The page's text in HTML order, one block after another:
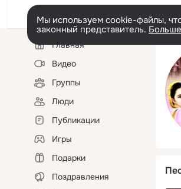
Мы используем cookie-файлы,
законный представитель.
Левая
колонкаГлавная
Видео
Группы
Люди
Публикации
Игры
Подарки
Поздравления